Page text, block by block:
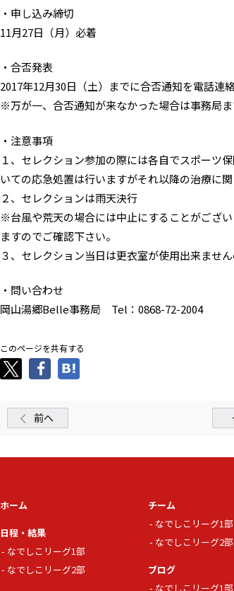
・申し込み締切
11月27日（月）必着
・合否発表
2017年12月30日（土）までに合否通知を電話連
※万が一、合否通知が来なかった場合は事務局ま
・注意事項
１、セレクション参加の際には各自でスポーツ
いての応急処置は行いますがそれ以降の治療に
２、セレクションは雨天決行
※台風や荒天の場合には中止にすることがござ
ますのでご確認下さい。
３、セレクション当日は更衣室が使用出来ませ
・問い合わせ
岡山湯郷Belle事務局 Tel：0868-72-2004
このページを共有する
前へ
ホーム
日程・結果
なでしこリーグ1部
なでしこリーグ2部
チーム
なでしこリーグ1部
なでしこリーグ2部
ブログ
なでしこリーグ1部